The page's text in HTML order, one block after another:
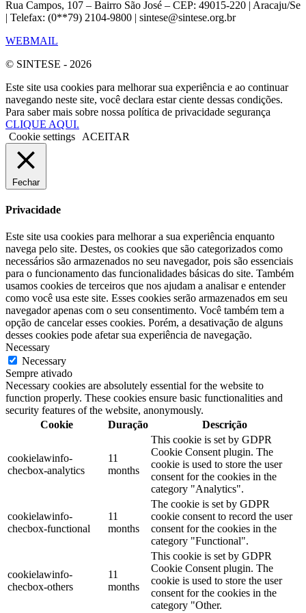
Rua Campos, 107 – Bairro São José – CEP: 49015-220 | Aracaju/Se
| Telefax: (0**79) 2104-9800 | sintese@sintese.org.br
WEBMAIL
© SINTESE - 2026
Este site usa cookies para melhorar sua experiência e ao continuar
navegando neste site, você declara estar ciente dessas condições.
Para saber mais sobre nossa política de privacidade segurança
CLIQUE AQUI.
Cookie settings
ACEITAR
Fechar
Privacidade
Este site usa cookies para melhorar a sua experiência enquanto
navega pelo site. Destes, os cookies que são categorizados como
necessários são armazenados no seu navegador, pois são essenciais
para o funcionamento das funcionalidades básicas do site. Também
usamos cookies de terceiros que nos ajudam a analisar e entender
como você usa este site. Esses cookies serão armazenados em seu
navegador apenas com o seu consentimento. Você também tem a
opção de cancelar esses cookies. Porém, a desativação de alguns
desses cookies pode afetar sua experiência de navegação.
Necessary
Necessary
Sempre ativado
Necessary cookies are absolutely essential for the website to
function properly. These cookies ensure basic functionalities and
security features of the website, anonymously.
Cookie
Duração Descrição
cookielawinfo-
checbox-analytics
11
months
This cookie is set by GDPR
Cookie Consent plugin. The
cookie is used to store the user
consent for the cookies in the
category "Analytics".
cookielawinfo-
checbox-functional
11
months
The cookie is set by GDPR
cookie consent to record the user
consent for the cookies in the
category "Functional".
cookielawinfo-
checbox-others
11
months
This cookie is set by GDPR
Cookie Consent plugin. The
cookie is used to store the user
consent for the cookies in the
category "Other.